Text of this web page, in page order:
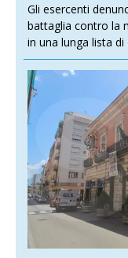
Gli esercenti
battaglia contro la
in una lunga lista di